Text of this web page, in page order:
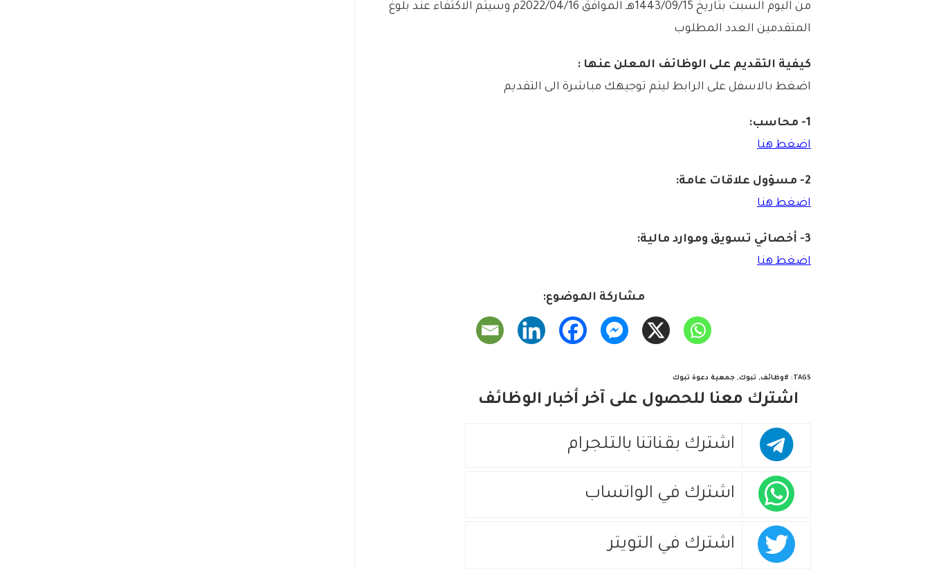
من اليوم السبت بتاريخ 1443/09/15هـ الموافق 2022/04/16م وسيتم الاكتفاء عند بلوغ
المتقدمين العدد المطلوب
كيفية التقديم على الوظائف المعلن عنها :
اضغط بالاسفل على الرابط ليتم توجيهك مباشرة الى التقديم
1- محاسب:
اضغط هنا
2- مسؤول علاقات عامة:
اضغط هنا
3- أخصائي تسويق وموارد مالية:
اضغط هنا
مشاركة الموضوع:
TAGS
: #وظائف, تبوك, جمعية دعوة تبوك
اشترك معنا للحصول على آخر أخبار الوظائف
اشترك بقناتنا بالتلجرام
اشترك في الواتساب
اشترك في التويتر